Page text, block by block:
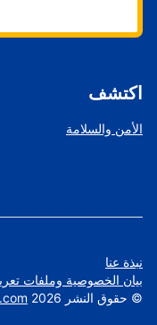
اكتشف
الأمن والسلامة
نبذة عنا
بيان الخصوصية وملفات
© حقوق النشر 2026